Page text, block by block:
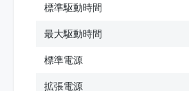
標準駆動時間
最大駆動時間
標準電源
拡張電源